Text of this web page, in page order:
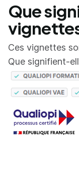
Que
Ces vignettes
Que signifient-